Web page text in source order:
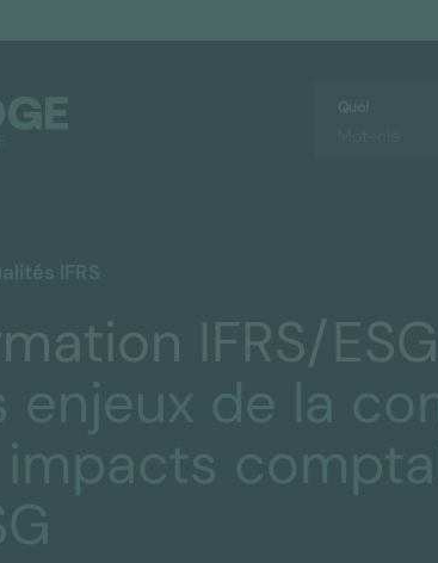
IFRS
IFRS/ESG
enjeux de la
impacts